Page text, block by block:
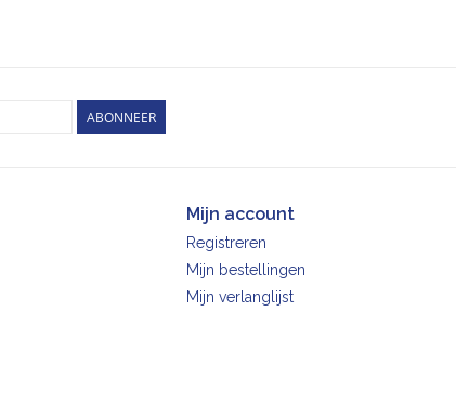
ABONNEER
Mijn account
Registreren
Mijn bestellingen
Mijn verlanglijst